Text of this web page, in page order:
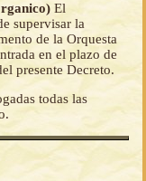
El
supervisar la
de la Orquesta
en el plazo de
presente Decreto.
todas las